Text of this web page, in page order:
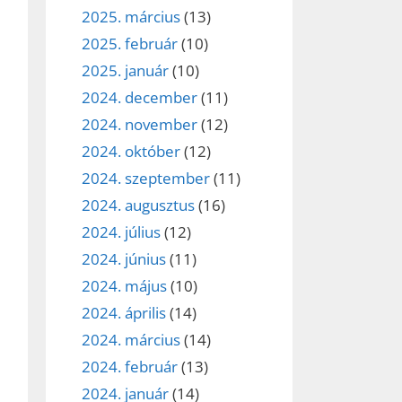
2025. március(13)
2025. február(10)
2025. január(10)
2024. december(11)
2024. november(12)
2024. október(12)
2024. szeptember(11)
2024. augusztus(16)
2024. július(12)
2024. június(11)
2024. május(10)
2024. április(14)
2024. március(14)
2024. február(13)
2024. január(14)